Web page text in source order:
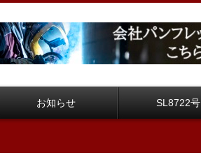
お知らせ SL8722号